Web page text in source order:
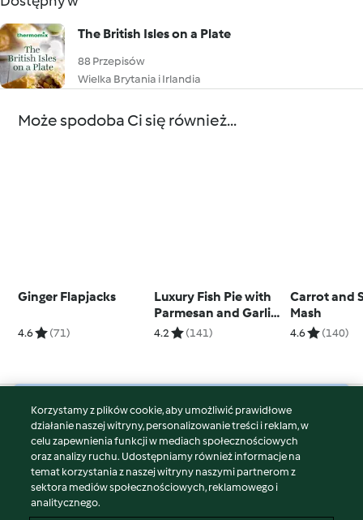
The British Isles on a Plate
88 Przepisów
Wielka Brytania i Irlandia
Może spodoba Ci się również...
Ginger Flapjacks
4.6 (71)
Luxury Fish Pie with
Parmesan and Garlic
Sweet Potato Mash
4.2 (141)
Carrot and
Mash
4.6 (140)
© Copyright 2026
Warunki korzystania
Polityka prywatności
Disclaimer
Znak wydawcy
Korzystamy z plików cookie, aby umożliwić prawidłowe
działanie naszej witryny, personalizowanie treści i reklam, w
celu zapewnienia funkcji w mediach społecznościowych
oraz analizy ruchu. Udostępniamy również informacje na
temat korzystania z naszej witryny naszymi partnerom z
sektora mediów społecznościowych, reklamowego i
analitycznego.